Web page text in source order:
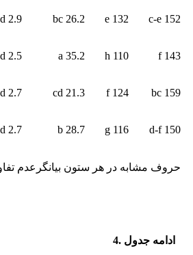
152 c-e
132 e
26.2 bc
2.9 cd
143 f
110 h
35.2 a
2.5 d
159 bc
124 f
21.3 cd
2.7 d
150 d-f
116 g
28.7 b
2.7 d
حروف مشابه در هر ستون بیان­گرعدم
ادامه جدول .4